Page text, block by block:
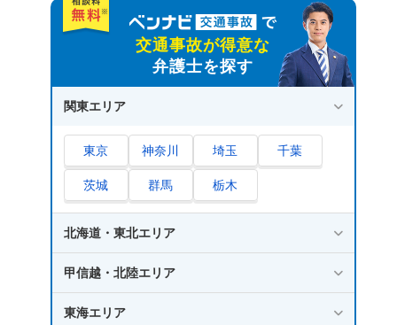
交通事故が得意な
弁護士を探す
関東エリア
東京 神奈川 埼玉 千葉
茨城 群馬 栃木
北海道・東北エリア
甲信越・北陸エリア
東海エリア